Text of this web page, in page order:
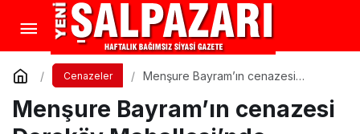
Cenazeler
Menşure Bayram’ın cenazesi
verildi
Menşure Bayram’ın cenazesi